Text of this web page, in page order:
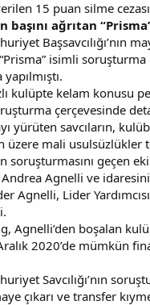
15 puan silme
başını ağrıtan
Başsavcılığı’nın
isimli
kulüpte kelam konusu
çerçevesinde
yürüten savcıların,
üzere mali
soruşturmasını
Agnelli ve
Agnelli, Lider
Agnelli’den boşalan
2020’de mümkün
Savcılığı’nın
çıkarı ve transfer